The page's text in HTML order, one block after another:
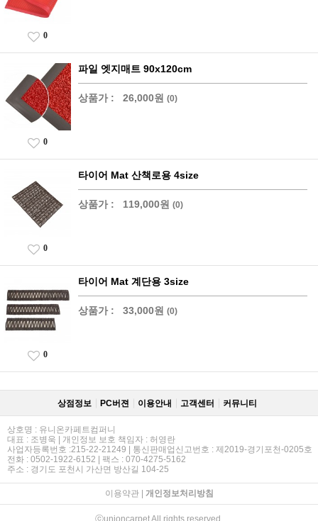
0
파일 엣지매트 90x120cm
상품가 : 26,000원 (0)
0
타이어 Mat 산책로용 4size
상품가 : 119,000원 (0)
0
타이어 Mat 계단용 3size
상품가 : 33,000원 (0)
0
상점정보 PC버젼 이용안내 고객센터 커뮤니티
상호명 : 유니온카페트컴퍼니
대표 : 조병욱 | 개인정보 보호 책임자 : 허영란
사업자등록번호 :215-22-21249 | 통신판매업신고번호 : 제2019-경기포천-0205호
전화 : 0502-1922-6152 | 팩스 : 070-4275-5162
주소 : 경기도 포천시 가산면 방산길 104-25
이용약관| 개인정보처리방침
ⓒunioncarpet All rights reserved.